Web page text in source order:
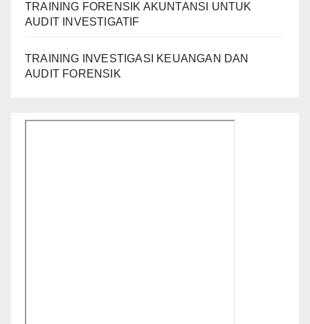
TRAINING FORENSIK AKUNTANSI UNTUK
AUDIT INVESTIGATIF
TRAINING INVESTIGASI KEUANGAN DAN
AUDIT FORENSIK